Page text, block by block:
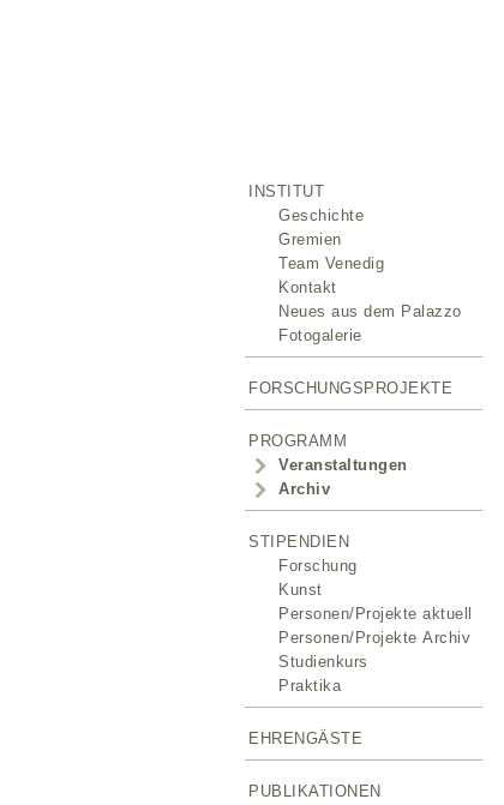
INSTITUT
Geschichte
Gremien
Team Venedig
Kontakt
Neues aus dem Palazzo
Fotogalerie
FORSCHUNGSPROJEKTE
PROGRAMM
Veranstaltungen
Archiv
STIPENDIEN
Forschung
Kunst
Personen/Projekte aktuell
Personen/Projekte Archiv
Studienkurs
Praktika
EHRENGÄSTE
PUBLIKATIONEN